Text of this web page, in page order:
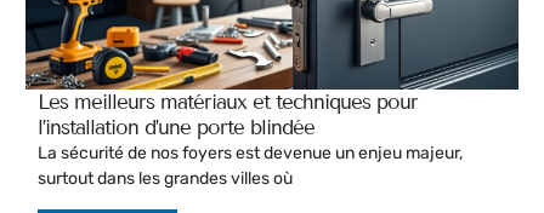
Les meilleurs matériaux et techniques pour
l’installation d’une porte blindée
La sécurité de nos foyers est devenue un enjeu majeur,
surtout dans les grandes villes où